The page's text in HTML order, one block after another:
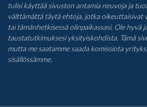
tulisi käyttää sivuston antamia neuvoja ja
välttämättä täytä ehtoja, jotka oikeuttaisivat
tai tämänhetkisessä olinpaikassasi. Ole hyvä
taustatutkimuksesi yksityiskohdista. Tämä
mutta me saatamme saada komissiota
sisällössämme.